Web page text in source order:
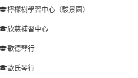
檸檬樹學習中心（駿景園）
欣慈補習中心
歌德琴行
歐氏琴行